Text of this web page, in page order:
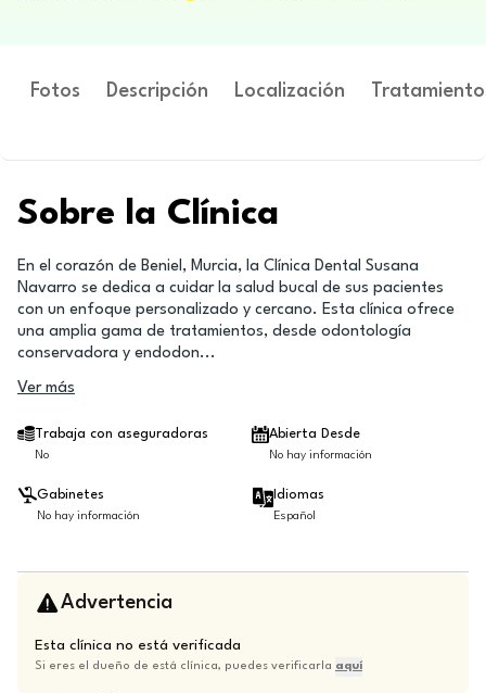
Fotos Descripción Localización
Sobre la Clínica
En el corazón de Beniel, Murcia, la Clínica Dental Susana
Navarro se dedica a cuidar la salud bucal de sus pacientes
con un enfoque personalizado y cercano. Esta clínica ofrece
una amplia gama de tratamientos, desde odontología
conservadora y endodon...
Ver más
Trabaja con aseguradoras
No
Abierta Desde
No hay información
Gabinetes
No hay información
Idiomas
Español
Advertencia
Esta clínica no está verificada
Si eres el dueño de está clínica, puedes verificarla aquí